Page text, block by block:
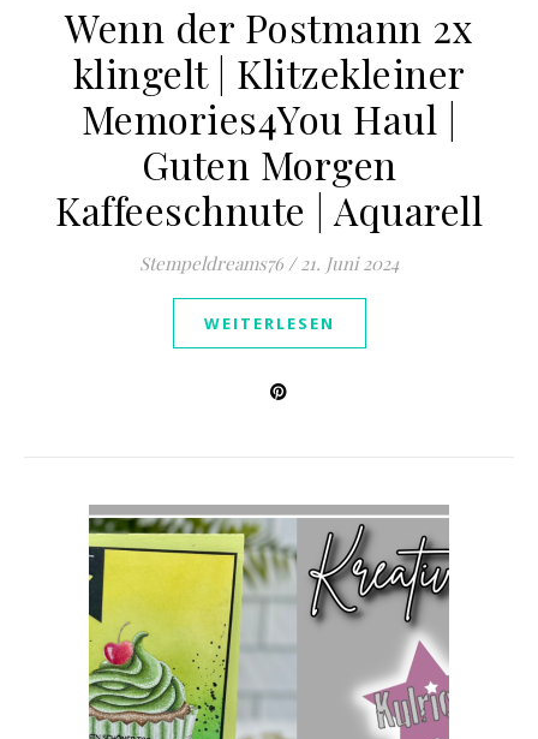
Wenn der Postmann 2x
klingelt | Klitzekleiner
Memories4You Haul |
Guten Morgen
Kaffeeschnute | Aquarell
Stempeldreams76 / 21. Juni 2024
WEITERLESEN